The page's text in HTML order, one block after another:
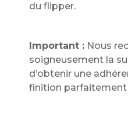
du flipper.
Important : Nous
soigneusement la
d’obtenir une
finition parfaitement